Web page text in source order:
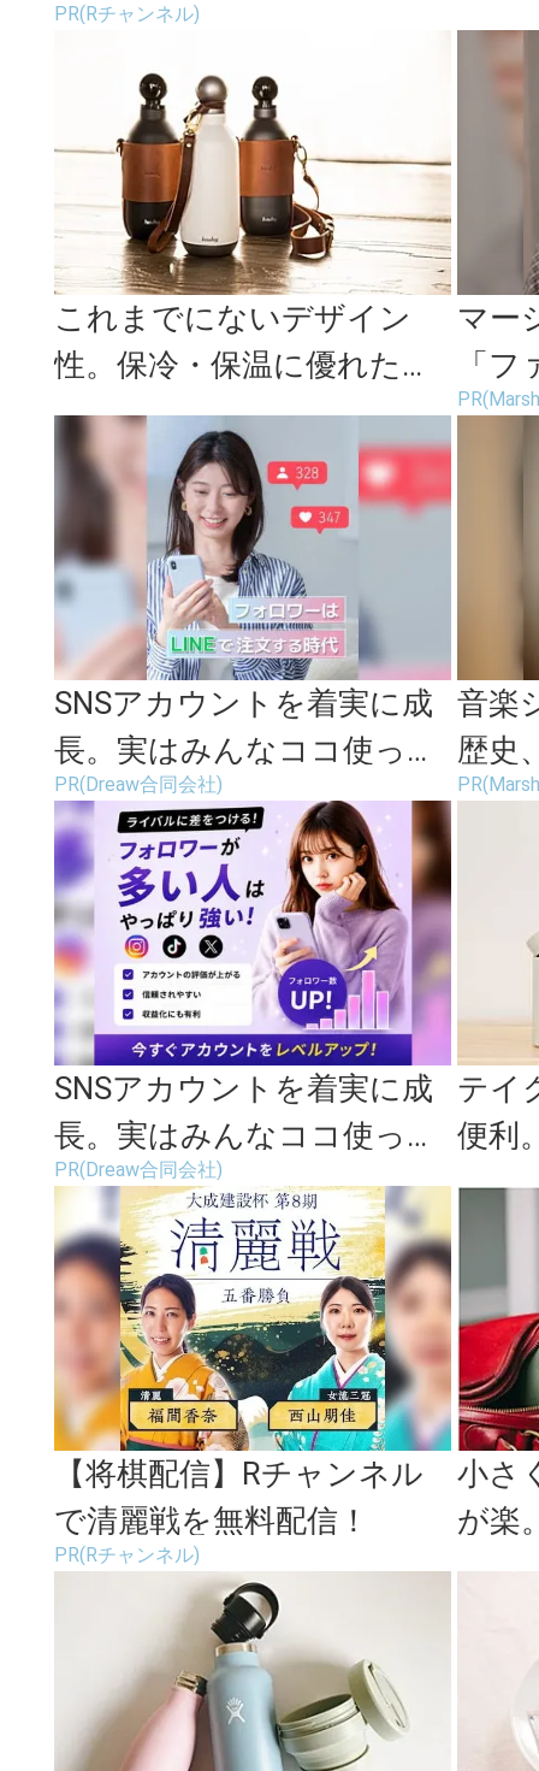
PR(Rチャンネル)
これまでにないデザイン
性。保冷・保温に優れたお
しゃれなマイボトル「Hash
y B...
マー
「
ない
SNSアカウントを着実に成
長。実はみんなココ使って
ます。
PR(Dreaw合同会社)
音楽
歴史
じて
SNSアカウントを着実に成
長。実はみんなココ使って
ます。
PR(Dreaw合同会社)
テイ
便利
でき
【将棋配信】Rチャンネル
で清麗戦を無料配信！
PR(Rチャンネル)
小さ
が楽
フを